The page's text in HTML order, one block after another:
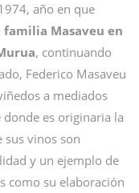
año en que
Masaveu en
, continuando
Federico Masaveu
a mediados
donde es originaria la
sus vinos son
y un ejemplo de
como su elaboración